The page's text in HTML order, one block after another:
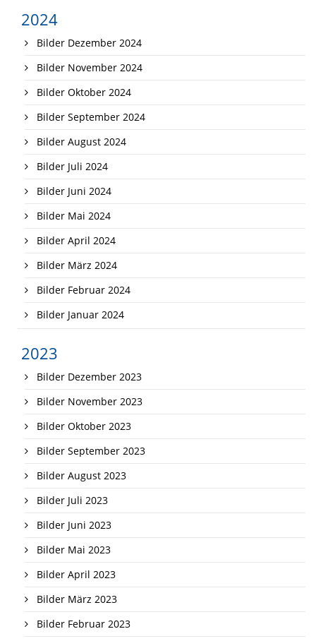
2024
Bilder Dezember 2024
Bilder November 2024
Bilder Oktober 2024
Bilder September 2024
Bilder August 2024
Bilder Juli 2024
Bilder Juni 2024
Bilder Mai 2024
Bilder April 2024
Bilder März 2024
Bilder Februar 2024
Bilder Januar 2024
2023
Bilder Dezember 2023
Bilder November 2023
Bilder Oktober 2023
Bilder September 2023
Bilder August 2023
Bilder Juli 2023
Bilder Juni 2023
Bilder Mai 2023
Bilder April 2023
Bilder März 2023
Bilder Februar 2023